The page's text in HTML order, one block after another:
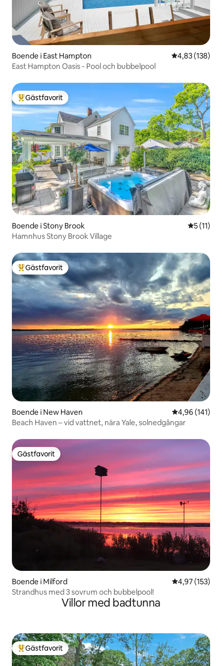
Boende i East Hampton 4,83 av 5 i
4,83 (138)
East Hampton Oasis - Pool och bubbelpool
Populär gästfavorit
Gästfavorit
Boende i Stony Brook 5 av 5 i
5 (11)
Hamnhus Stony Brook Village
Populär gästfavorit
Gästfavorit
Boende i New Haven 4,96 av 5 i
4,96 (141)
Beach Haven – vid vattnet, nära Yale, solnedgångar
Gästfavorit
Gästfavorit
Boende i Milford 4,97 av 5 i
4,97 (153)
Strandhus med 3 sovrum och bubbelpool!
Villor med badtunna
Populär gästfavorit
Gästfavorit